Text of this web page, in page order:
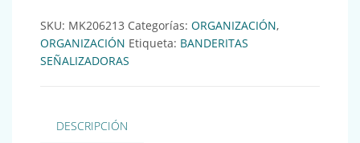
SKU: MK206213 Categorías: ORGANIZACIÓN,
ORGANIZACIÓN Etiqueta: BANDERITAS
SEÑALIZADORAS
DESCRIPCIÓN